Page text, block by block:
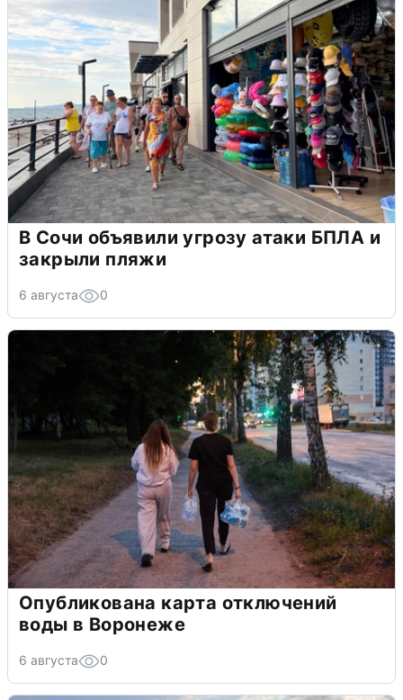
В Сочи объявили угрозу атаки БПЛА и
закрыли пляжи
6 августа 0
Опубликована карта отключений
воды в Воронеже
6 августа 0